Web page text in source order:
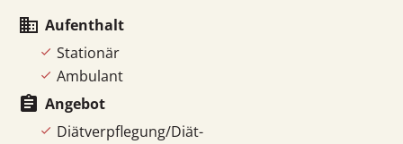
business Aufenthalt
Stationär
Ambulant
assignment Angebot
Diätverpflegung/Diät-